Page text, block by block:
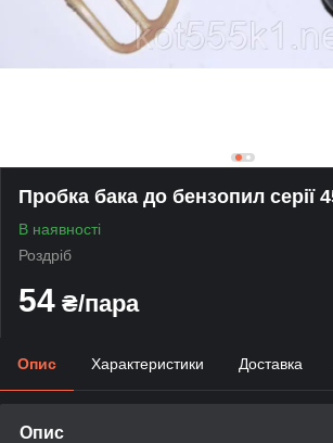
Пробка бака до бензопил серії
В наявності
Роздріб
54 ₴/пара
Опис Характеристики Доставка
Опис